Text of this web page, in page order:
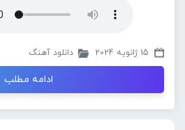
15 ژانویه 2024 دانلود آهنگ
ادامه مطلب